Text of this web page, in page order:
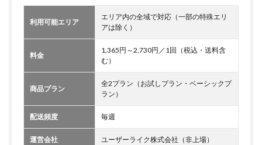
利用可能エリア
エリア内の全域で対応（一部の特殊エリ
アは除く）
料金
1,365円～2,730円／1回（税込・送料含
む）
商品プラン
全2プラン（お試しプラン・ベーシックプ
ラン）
配送頻度 毎週
運営会社 ユーザーライク株式会社（非上場）